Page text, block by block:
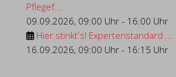
Pflegef...
09.09.2026, 09:00 Uhr- 16:00 Uhr
Hier stinkt´s! Expertenstandard ...
16.09.2026, 09:00 Uhr- 16:15 Uhr